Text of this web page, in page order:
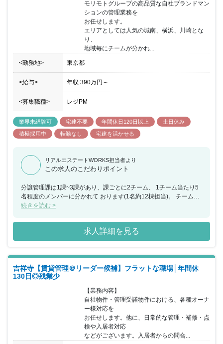
モリモトグループの高品質な自社ブランドマン
ションの管理業務を
お任せします。
エリアとしては人気の城南、横浜、川崎とな
り、
地域毎にチームが分かれ...
<勤務地> 東京都
<給与> 年収 390万円 ～
<募集職種> レジPM
業界未経験可 宅建不要 年間休日120日以上
土日休み
積極採用中
転勤なし 宅建を活かせる
リアルエステートWORKS担当者より
この求人のこだわりポイント
分譲管理課は1課~3課があり、課ごとに2チーム、 1チーム当たり5
名程度のメンバーに分かれて おります(1名約12棟担当)。 チーム制
により、常に情報共有を行う仕組みが作られ、 チームのメンバーが
トラブルが起こっても一人 で悩むのでなく、何でも相談できる雰囲
気です。 マンション管理未経験の中途入社者も多く、 業務未経験
からでも馴染み安い雰囲気です。 仕事柄、マンションの理事会等で
日取得実績は100%で、 充実したワークライフバランスを実現でき
ます。 「社員が安心して働ける環境」をつくることが大切であると
考え、 結果だけでなくプロセスも評価点に加え、昇給・昇格を 実
発デベロッパー(株)モリモトを中核に、 一戸建て開発デベロッパー
(株)モリモトホーム、 マンション管理会社(株)モリモトクオリテ
ィ、 不動産流動化会社(株)モリモトソリューションの 不動産関連企
業4社の集合による総合不動産グループです。 首都圏を中心に、ハ
イクオリティーなデザイナーズマンションの 開発・販売を行なう株
続きを読む >
求人詳細を見る
吉祥寺【賃貸管理＠リーダー候補】フラットな職場│年間休
130日◎残業少
【業務内容】
自社物件・管理受諾物件における、各種オーナ
ー様対応を
お任せします。他に、日常的な管理・補修・点
検や入居者対応
などがございます。入居者からの問合...